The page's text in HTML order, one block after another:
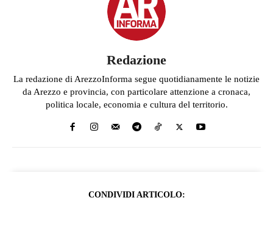
Redazione
La redazione di ArezzoInforma segue quotidianamente le notizie
da Arezzo e provincia, con particolare attenzione a cronaca,
politica locale, economia e cultura del territorio.
CONDIVIDI ARTICOLO: